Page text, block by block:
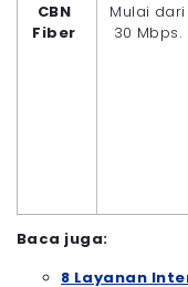
CBN
Fiber
Mulai dari
30 Mbps.
Baca juga:
8 Layanan